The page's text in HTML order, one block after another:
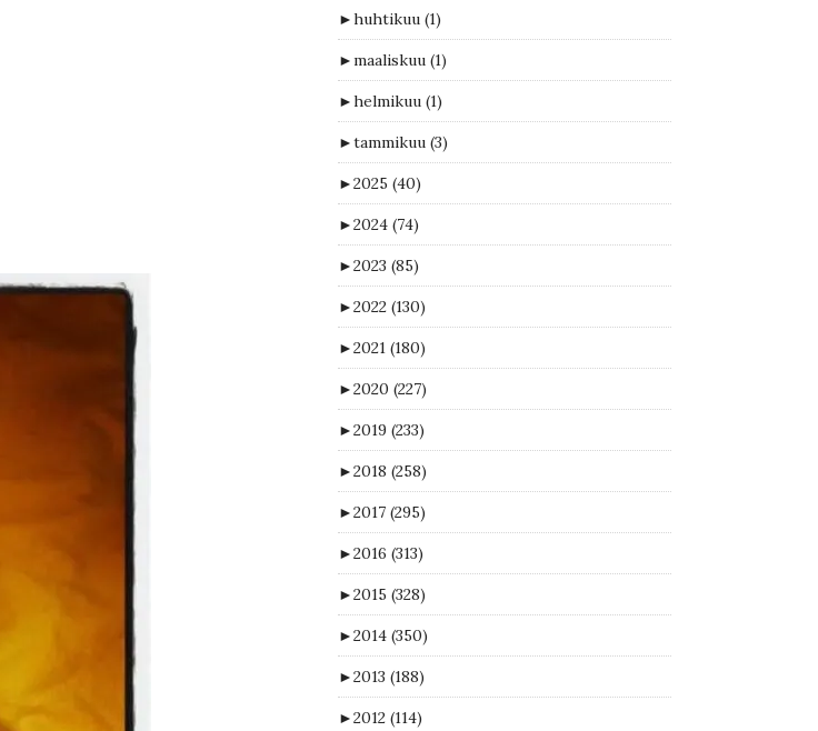
►huhtikuu (1)
►maaliskuu (1)
►helmikuu (1)
►tammikuu (3)
►2025 (40)
►2024 (74)
►2023 (85)
►2022 (130)
►2021 (180)
►2020 (227)
►2019 (233)
►2018 (258)
►2017 (295)
►2016 (313)
►2015 (328)
►2014 (350)
►2013 (188)
►2012 (114)